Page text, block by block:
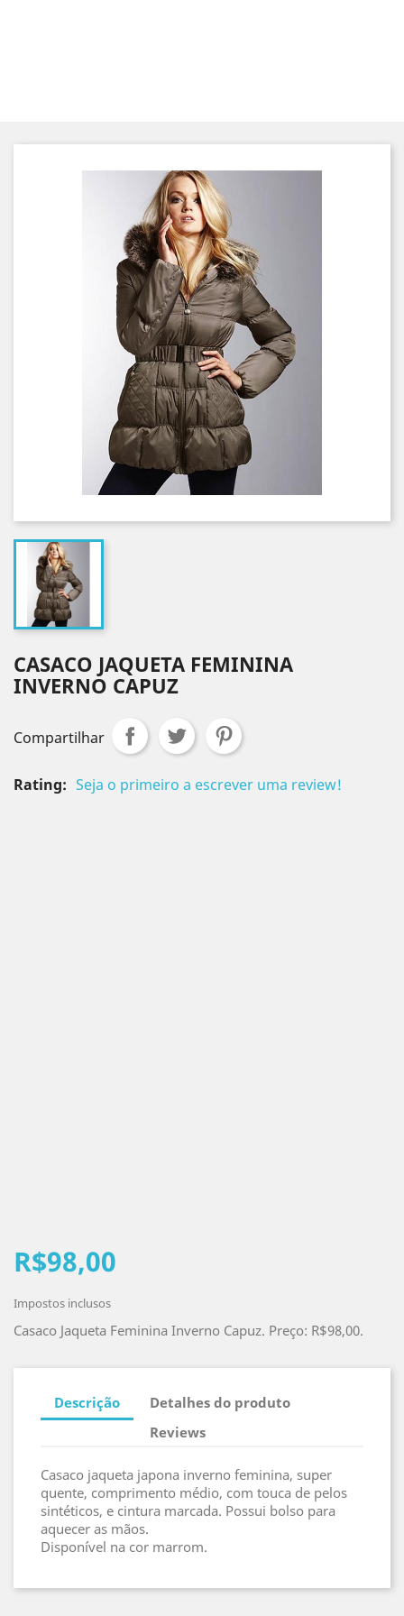
CASACO JAQUETA FEMININA
INVERNO CAPUZ
Compartilhar
Rating: Seja o primeiro a escrever uma review!
R$98,00
Impostos inclusos
Casaco Jaqueta Feminina Inverno Capuz. Preço: R$98,00.
Descrição
Detalhes do produto
Reviews
Casaco jaqueta japona inverno feminina, super
quente, comprimento médio, com touca de pelos
sintéticos, e cintura marcada. Possui bolso para
aquecer as mãos.
Disponível na cor marrom.